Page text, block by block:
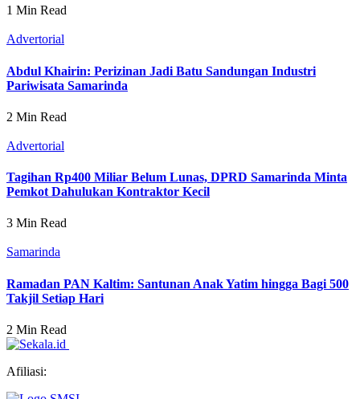
1 Min Read
Advertorial
Abdul Khairin: Perizinan Jadi Batu Sandungan Industri
Pariwisata Samarinda
2 Min Read
Advertorial
Tagihan Rp400 Miliar Belum Lunas, DPRD Samarinda Minta
Pemkot Dahulukan Kontraktor Kecil
3 Min Read
Samarinda
Ramadan PAN Kaltim: Santunan Anak Yatim hingga Bagi 500
Takjil Setiap Hari
2 Min Read
Afiliasi: